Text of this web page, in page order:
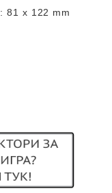
: 81 x 122 mm